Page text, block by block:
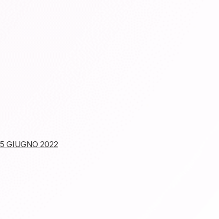
GIUGNO 2022